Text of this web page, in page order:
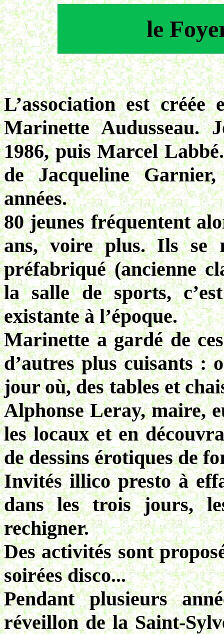
le
L’association est
Marinette Audusseau.
1986, puis Marcel
de Jacqueline
années.
80 jeunes fréquentent
ans, voire plus. Ils se
préfabriqué (ancienne
la salle de sports,
existante à l’époque.
Marinette a gardé de
d’autres plus cuisants :
jour où, des tables et
Alphonse Leray, maire,
les locaux et en
de dessins érotiques de
Invités illico presto à
dans les trois jours,
rechigner.
Des activités sont
soirées disco...
Pendant plusieurs
réveillon de la Saint-